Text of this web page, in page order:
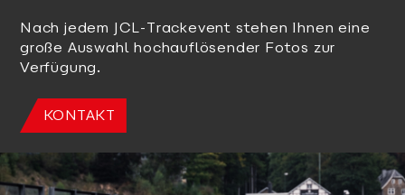
Nach jedem JCL-Trackevent stehen Ihnen eine
große Auswahl hochauflösender Fotos zur
Verfügung.
KONTAKT